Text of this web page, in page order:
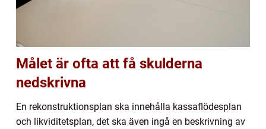
Målet är ofta att få skulderna
nedskrivna
En rekonstruktionsplan ska innehålla kassaflödesplan
och likviditetsplan, det ska även ingå en beskrivning av